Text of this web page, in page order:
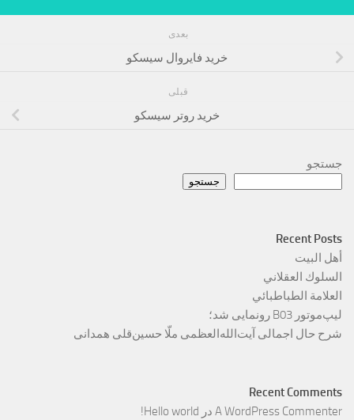
بعدی
خرید فایروال سیسکو
قبلی
خرید روتر سیسکو
جستجو
جستجو
Recent Posts
أهل البيت
السلوك العقلاني
العلامة الطباطبائي
لیپ‌موتور B03 رونمایی شد؛
شرح حال اجمالی آیت‌الله‌العظمی ملّا حسین‌قلی همدانی
Recent Comments
A WordPress Commenter در Hello world!